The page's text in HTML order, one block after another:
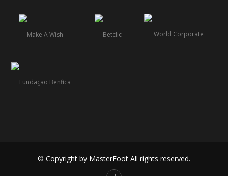
© Copyright by MasterFoot All rights reserved.